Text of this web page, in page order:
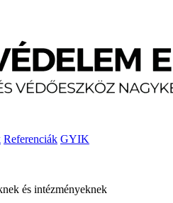
Referenciák GYIK
és intézményeknek